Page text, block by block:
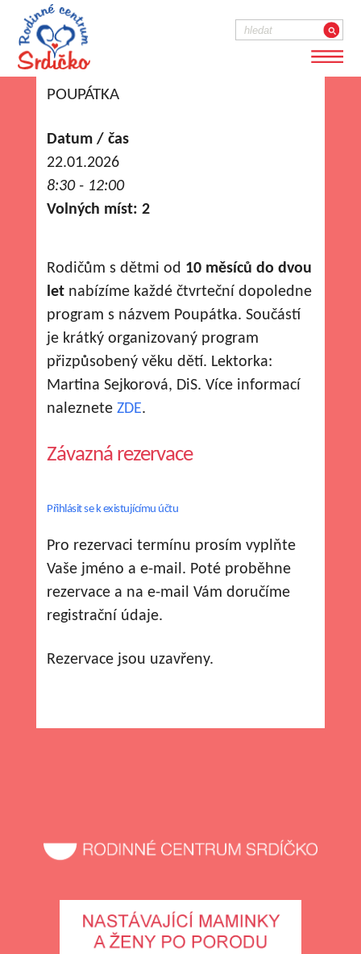
POUPÁTKA
Datum / čas
22.01.2026
8:30 - 12:00
Volných míst: 2
Rodičům s dětmi od 10 měsíců do dvou
let nabízíme každé čtvrteční dopoledne
program s názvem Poupátka. Součástí
je krátký organizovaný program
přizpůsobený věku dětí. Lektorka:
Martina Sejkorová, DiS. Více informací
nalezneteZDE.
Závazná rezervace
Přihlásit se k existujícímu účtu
Pro rezervaci termínu prosím vyplňte
Vaše jméno a e-mail. Poté proběhne
rezervace a na e-mail Vám doručíme
registrační údaje.
Rezervace jsou uzavřeny.